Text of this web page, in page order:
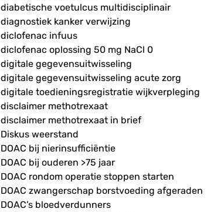
diabetische voetulcus multidisciplinair
diagnostiek kanker verwijzing
diclofenac infuus
diclofenac oplossing 50 mg NaCl 0
digitale gegevensuitwisseling
digitale gegevensuitwisseling acute zorg
digitale toedieningsregistratie wijkverpleging
disclaimer methotrexaat
disclaimer methotrexaat in brief
Diskus weerstand
DOAC bij nierinsufficiëntie
DOAC bij ouderen >75 jaar
DOAC rondom operatie stoppen starten
DOAC zwangerschap borstvoeding afgeraden
DOAC’s bloedverdunners